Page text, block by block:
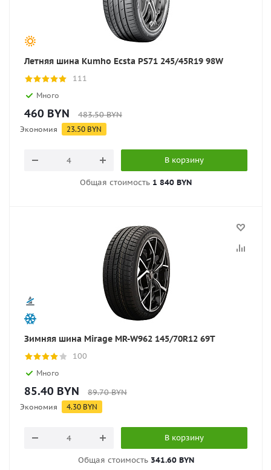
Летняя шина Kumho Ecsta PS71 245/45R19 98W
111
Много
460 BYN 483.50BYN
Экономия 23.50 BYN
В корзину
Общая стоимость 1 840 BYN
Зимняя шина Mirage MR-W962 145/70R12 69T
100
Много
85.40 BYN 89.70BYN
Экономия 4.30 BYN
В корзину
Общая стоимость 341.60 BYN